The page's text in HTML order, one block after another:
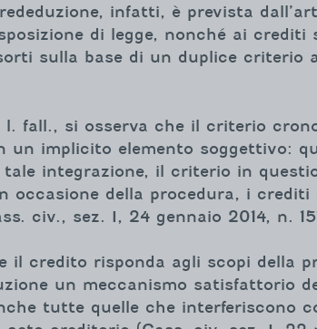
infatti, è prevista
di legge, nonché ai
sulla base di un duplice criterio
l. fall., si osserva che il criterio
un implicito elemento soggettivo:
integrazione, il criterio in
occasione della procedura, i
civ., sez. I, 24 gennaio 2014, n.
il credito risponda agli scopi della
un meccanismo satisfattorio
tutte quelle che interferiscono